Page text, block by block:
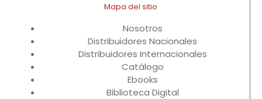
Mapa del sitio
Nosotros
Distribuidores Nacionales
Distribuidores Internacionales
Catálogo
Ebooks
Biblioteca Digital